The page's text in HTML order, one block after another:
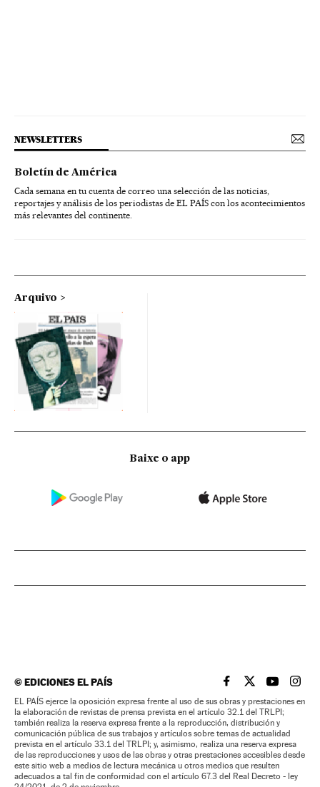
NEWSLETTERS
Boletín de América
Cada semana en tu cuenta de correo una selección de las noticias,
reportajes y análisis de los periodistas de EL PAÍS con los acontecimientos
más relevantes del continente.
Arquivo
Baixe o app
©EDICIONES EL PAÍS EL PAÍS BRASIL EN
EL PAÍSEL PAÍS
EL
EL PAÍS ejerce la oposición expresa frente al uso de sus obras y prestaciones en
la elaboración de revistas de prensa prevista en el artículo 32.1 del TRLPI;
también realiza la reserva expresa frente a la reproducción, distribución y
comunicación pública de sus trabajos y artículos sobre temas de actualidad
prevista en el artículo 33.1 del TRLPI; y, asimismo, realiza una reserva expresa
de las reproducciones y usos de las obras y otras prestaciones accesibles desde
este sitio web a medios de lectura mecánica u otros medios que resulten
adecuados a tal fin de conformidad con el artículo 67.3 del Real Decreto - ley